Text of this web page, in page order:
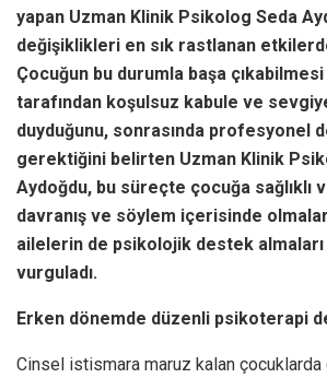
yapan Uzman Klinik Psikolog Seda
değişiklikleri en sık rastlanan
Çocuğun bu durumla başa
tarafından koşulsuz kabule ve
duyduğunu, sonrasında profesyonel
gerektiğini belirten Uzman Klinik
Aydoğdu, bu süreçte çocuğa sağlıklı
davranış ve söylem içerisinde
ailelerin de psikolojik destek
vurguladı.
Erken dönemde düzenli psikoterapi
Cinsel istismara maruz kalan